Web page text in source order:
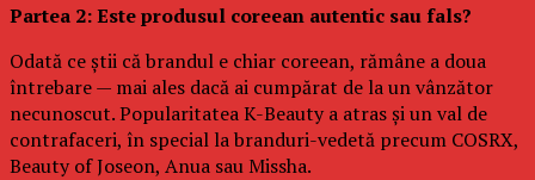
Partea 2: Este produsul coreean autentic sau fals?
Odată ce știi că brandul e chiar coreean, rămâne a doua
întrebare — mai ales dacă ai cumpărat de la un vânzător
necunoscut. Popularitatea K-Beauty a atras și un val de
contrafaceri, în special la branduri-vedetă precum COSRX,
Beauty of Joseon, Anua sau Missha.